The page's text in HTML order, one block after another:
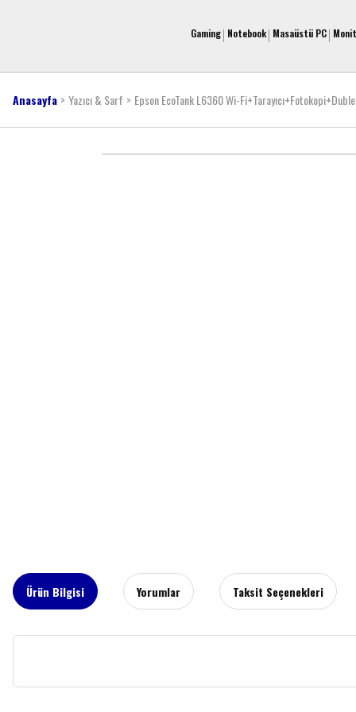
Gaming Notebook Masaüstü PC
Anasayfa Yazıcı & Sarf Epson EcoTank L6360 Wi-
Ürün Bilgisi Yorumlar Taksit Seçenekleri